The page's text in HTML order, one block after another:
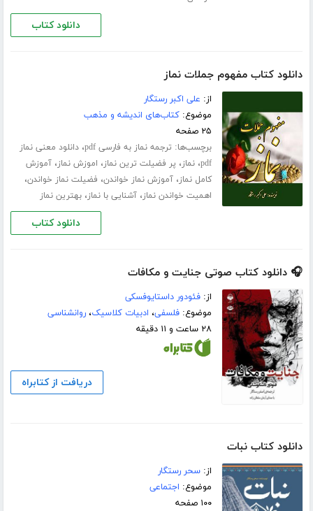
دانلود کتاب
دانلود کتاب مفهوم جملات نماز
از: علی اکبر رستگار
موضوع:کتاب‌های اندیشه و مذهب
۲۵ صفحه
برچسب‌ها: ترجمه نماز به فارسی pdf ،دانلود معنی نماز
pdf،نماز، پر فضیلت ترین نماز، اموزش نماز،آموزش
کامل نماز،آموزش نماز خواندن، فضیلت نماز خواندن،
اهمیت خواندن نماز،آشنایی با نماز،بهترین نماز
دانلود کتاب
🎧 دانلود کتاب صوتی جنایت و مکافات
از:فئودور داستایوفسکی
موضوع:فلسفی، ادبیات کلاسیک،روانشناسی
۲۸ ساعت و ۱۱ دقیقه
دریافت از کتابراه
دانلود کتاب نبات
از:سحر رستگار
موضوع: اجتماعی
۱۰۰ صفحه